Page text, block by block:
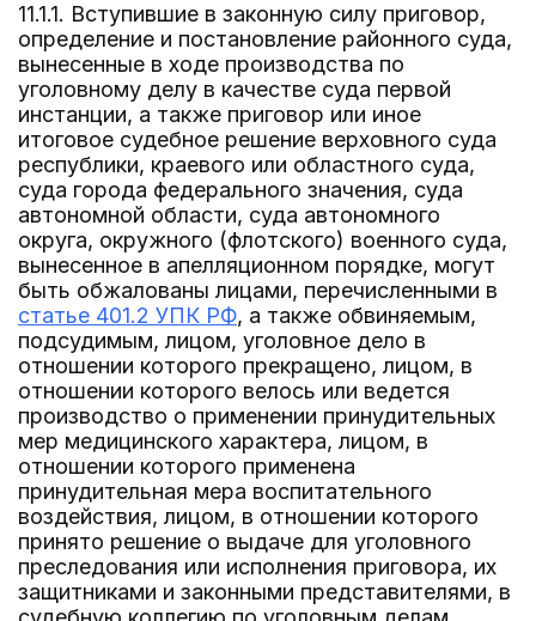
11.1.1. Вступившие в законную силу приговор,
определение и постановление районного суда,
вынесенные в ходе производства по
уголовному делу в качестве суда первой
инстанции, а также приговор или иное
итоговое судебное решение верховного суда
республики, краевого или областного суда,
суда города федерального значения, суда
автономной области, суда автономного
округа, окружного (флотского) военного суда,
вынесенное в апелляционном порядке, могут
быть обжалованы лицами, перечисленными в
статье 401.2 УПК РФ, а также обвиняемым,
подсудимым, лицом, уголовное дело в
отношении которого прекращено, лицом, в
отношении которого велось или ведется
производство о применении принудительных
мер медицинского характера, лицом, в
отношении которого применена
принудительная мера воспитательного
воздействия, лицом, в отношении которого
принято решение о выдаче для уголовного
преследования или исполнения приговора, их
защитниками и законными представителями, в